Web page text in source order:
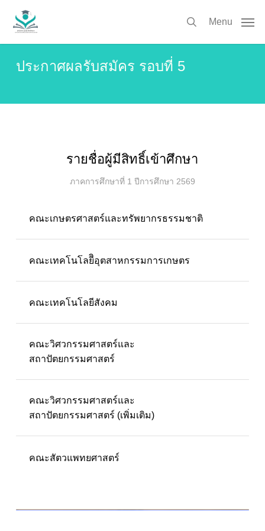
search
Menu
ประกาศผลรับสมัคร รอบที่ 5
รายชื่อผู้มีสิทธิ์เข้าศึกษา
ภาคการศึกษาที่ 1 ปีการศึกษา 2569
คณะเกษตรศาสตร์และทรัพยากรธรรมชาติ
คณะเทคโนโลยีิอุตสาหกรรมการเกษตร
คณะเทคโนโลยีสังคม
คณะวิศวกรรมศาสตร์และ
สถาปัตยกรรมศาสตร์
คณะวิศวกรรมศาสตร์และ
สถาปัตยกรรมศาสตร์ (เพิ่มเติม)
คณะสัตวแพทยศาสตร์